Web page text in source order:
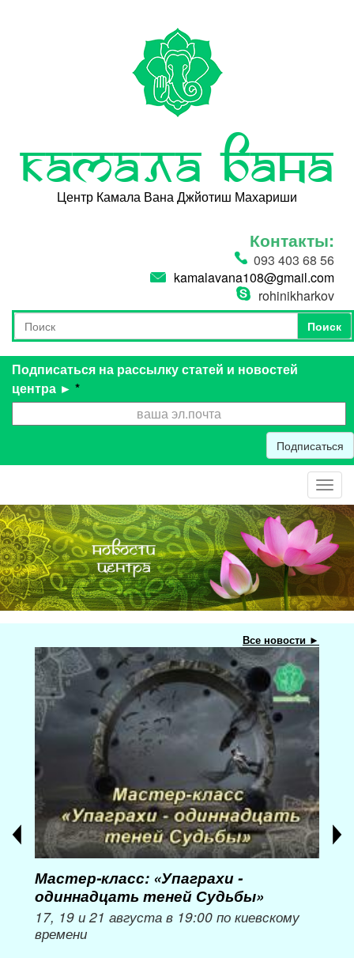
Камала Вана
Центр Камала Вана Джйотиш Махариши
Контакты:
093 403 68 56
kamalavana108@gmail.com
rohinikharkov
Форма поиска
Поиск
Поиск
Подписаться на рассылку статей и новостей
центра ► *
Подписаться
Все новости ►
Мастер-класс: «Упаграхи -
одиннадцать теней Судьбы»
17, 19 и 21 августа в 19:00 по киевскому
времени